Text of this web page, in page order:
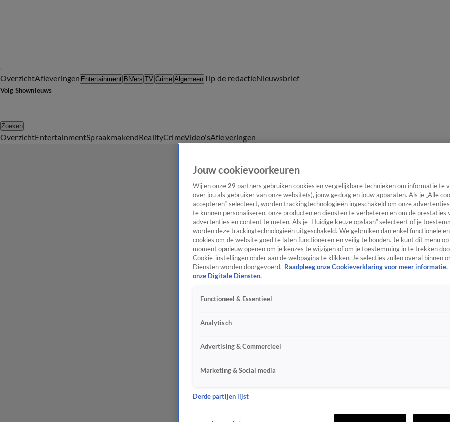
OverzichtAfleveringen Entertainment BN'ers TV Crime AlgemeenTip de redactieNieuwsbrief
Volg Shownieuws
Zoeken
OverzichtEntertainmentSpraakmakendRealityCrimeVideo'sAfleveringen
Jouw cookievoorkeuren
Wij en onze 29 partners gebruiken cookies en vergelijkbare technieken om informatie te
over jou als gebruiker van onze website(s), jouw gedrag en jouw apparaten. Als je „Alle
accepteren” selecteert, worden trackingtechnologieën ingeschakeld om onze
te kunnen personaliseren, onze producten en diensten te verbeteren en om de prestaties
advertenties en content te meten. Als je „Huidige keuze opslaan” selecteert of je
worden deze trackingtechnologieën uitgeschakeld. We gebruiken dan enkel functionele
cookies om de website goed te laten functioneren en veilig te houden. Je kunt dit menu
moment opnieuw openen om je keuzes te wijzigen of om je toestemming in te trekken
Cookie-instellingen onder aan de webpagina te klikken. Je selecties zullen overal binnen
Diensten worden doorgevoerd. Raadpleeg onze Cookieverklaring voor meer informatie.
onze Digitale Diensten.
Functioneel & Essentieel
Analytisch
Advertising & Commercieel
Marketing & Social media
Derde partijen lijst